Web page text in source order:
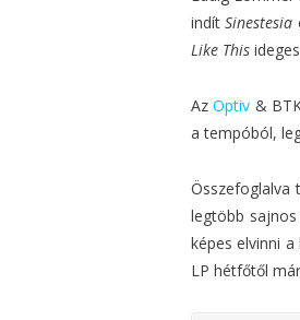
indítSinestesia
Like This
AzOptiv &
a tempóból,
Összefoglalva
legtöbb
képes elvinni
LP hétfőtől